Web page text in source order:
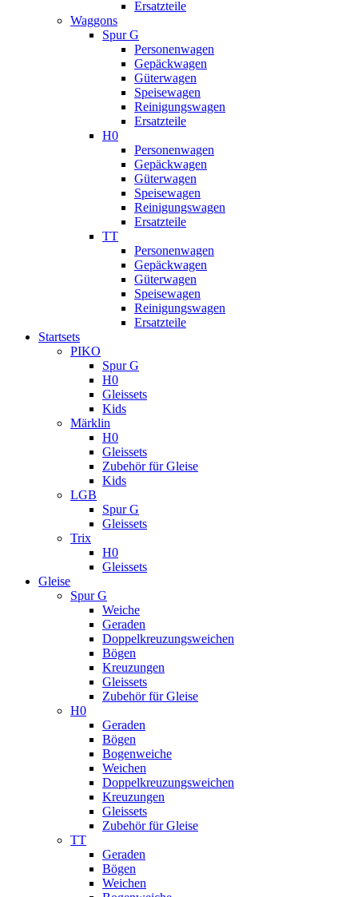
Ersatzteile
Waggons
Spur G
Personenwagen
Gepäckwagen
Güterwagen
Speisewagen
Reinigungswagen
Ersatzteile
H0
Personenwagen
Gepäckwagen
Güterwagen
Speisewagen
Reinigungswagen
Ersatzteile
TT
Personenwagen
Gepäckwagen
Güterwagen
Speisewagen
Reinigungswagen
Ersatzteile
Startsets
PIKO
Spur G
H0
Gleissets
Kids
Märklin
H0
Gleissets
Zubehör für Gleise
Kids
LGB
Spur G
Gleissets
Trix
H0
Gleissets
Gleise
Spur G
Weiche
Geraden
Doppelkreuzungsweichen
Bögen
Kreuzungen
Gleissets
Zubehör für Gleise
H0
Geraden
Bögen
Bogenweiche
Weichen
Doppelkreuzungsweichen
Kreuzungen
Gleissets
Zubehör für Gleise
TT
Geraden
Bögen
Weichen